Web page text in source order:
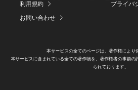
利用規約
プライバ
お問い合わせ
本サービスの全てのページは、著作権により
本サービスに含まれている全ての著作物を、著作権者の事前の
られております。